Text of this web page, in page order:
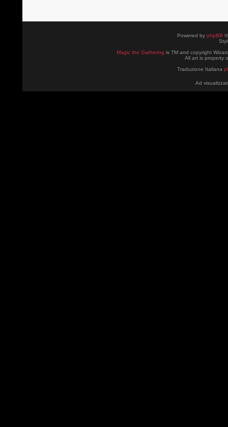
Powered by phpBB
Magic the Gathering is TM and copyright
All art is property
Traduzione Italiana
Ad